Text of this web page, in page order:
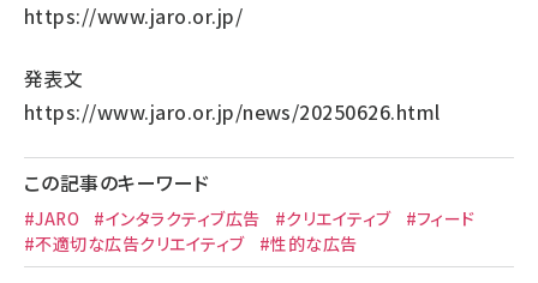
https://www.jaro.or.jp/
発表文
https://www.jaro.or.jp/news/20250626.html
この記事のキーワード
#JARO #インタラクティブ広告 #クリエイティブ
#フィード
#不適切な広告クリエイティブ
#性的な広告